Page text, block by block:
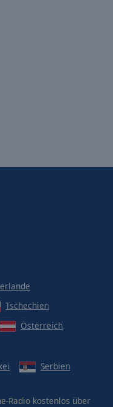
Tschechien
Österreich
Serbien
Radio kostenlos über